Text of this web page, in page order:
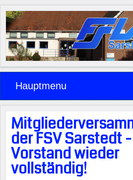
Hauptmenu
der FSV Sarstedt -
Vorstand wieder
vollständig!